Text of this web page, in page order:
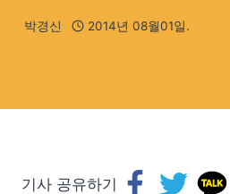
박경신 2014년 08월01일.
기사 공유하기